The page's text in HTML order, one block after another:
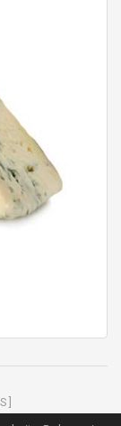
]